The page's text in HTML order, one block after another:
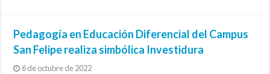
Pedagogía en Educación Diferencial del Campus
San Felipe realiza simbólica Investidura
6 de octubre de 2022